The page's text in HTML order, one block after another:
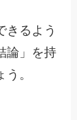
きるよう
論」を持
。